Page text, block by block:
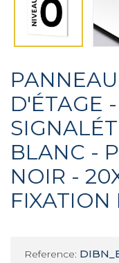
D'ÉTAGE
BLANC -
NOIR -
FIXATION
Reference: